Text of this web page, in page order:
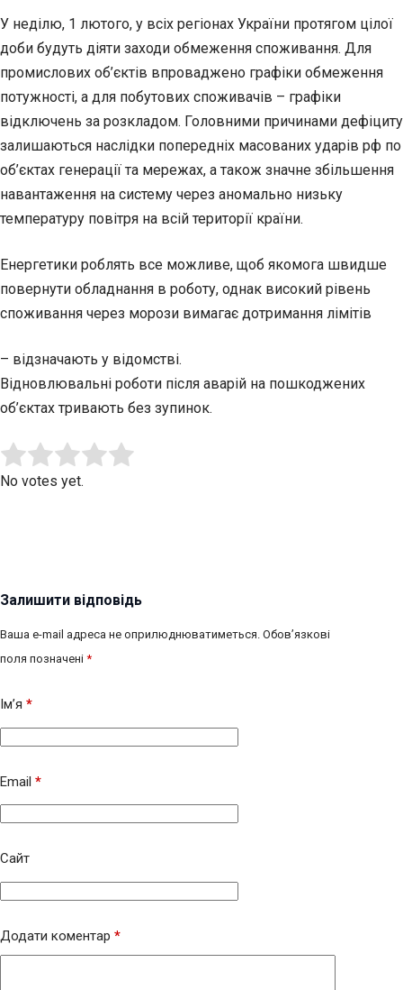
У неділю, 1 лютого, у всіх регіонах України протягом цілої
доби будуть діяти заходи обмеження споживання. Для
промислових об’єктів впроваджено графіки обмеження
потужності, а для побутових споживачів – графіки
відключень за розкладом. Головними причинами дефіциту
залишаються наслідки попередніх масованих ударів рф по
об’єктах генерації та мережах, а також значне збільшення
навантаження на систему через аномально низьку
температуру повітря на всій території країни.
Енергетики роблять все можливе, щоб якомога швидше
повернути обладнання в роботу, однак високий рівень
споживання через морози вимагає дотримання лімітів
– відзначають у відомстві.
Відновлювальні роботи після аварій на пошкоджених
об’єктах тривають без зупинок.
Rate this item:
No votes yet.
Залишити відповідь
Ваша e-mail адреса не оприлюднюватиметься. Обов’язкові
поля позначені *
Ім’я *
Email *
Сайт
Додати коментар *